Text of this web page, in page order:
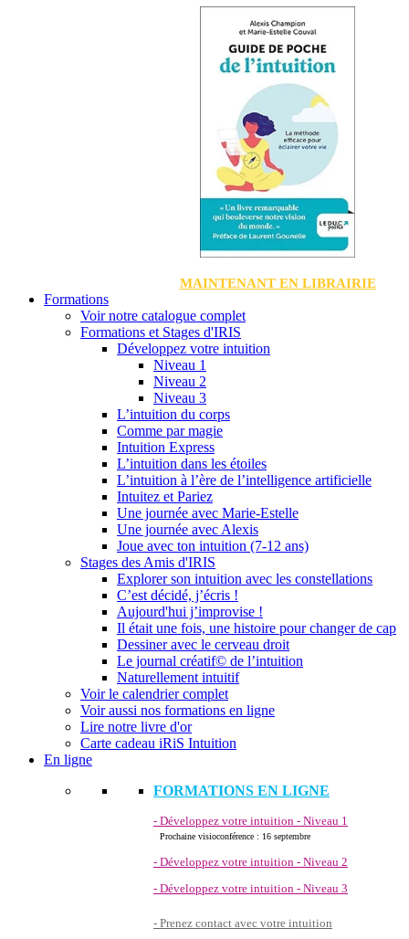
MAINTENANT EN LIBRAIRIE
Formations
Voir notre catalogue complet
Formations et Stages d'IRIS
Développez votre intuition
Niveau 1
Niveau 2
Niveau 3
L’intuition du corps
Comme par magie
Intuition Express
L’intuition dans les étoiles
L’intuition à l’ère de l’intelligence artificielle
Intuitez et Pariez
Une journée avec Marie-Estelle
Une journée avec Alexis
Joue avec ton intuition (7-12 ans)
Stages des Amis d'IRIS
Explorer son intuition avec les constellations
C’est décidé, j’écris !
Aujourd'hui j’improvise !
Il était une fois, une histoire pour changer de cap
Dessiner avec le cerveau droit
Le journal créatif© de l’intuition
Naturellement intuitif
Voir le calendrier complet
Voir aussi nos formations en ligne
Lire notre livre d'or
Carte cadeau iRiS Intuition
En ligne
FORMATIONS EN LIGNE
- Développez votre intuition - Niveau 1
Prochaine visioconférence : 16 septembre
- Développez votre intuition - Niveau 2
- Développez votre intuition - Niveau 3
- Prenez contact avec votre intuition